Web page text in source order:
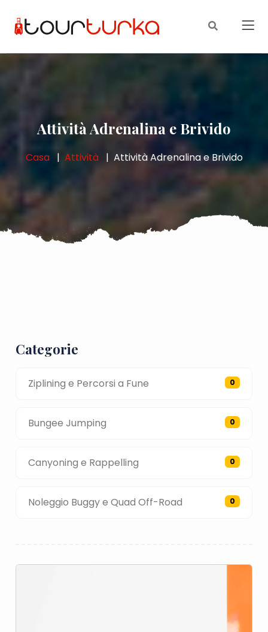
Attività Adrenalina e Brivido
Casa Attività Attività Adrenalina e Brivido
Categorie
Ziplining e Percorsi a Fune 0
Bungee Jumping 0
Canyoning e Rappelling 0
Noleggio Buggy e Quad Off-Road 0